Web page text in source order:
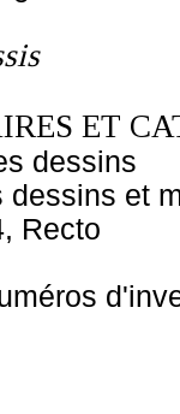
ET
dessins
dessins et
Recto